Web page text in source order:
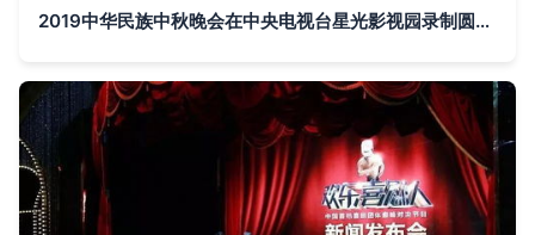
2019中华民族中秋晚会在中央电视台星光影视园录制圆满成功 共赏明月，传颂中华情